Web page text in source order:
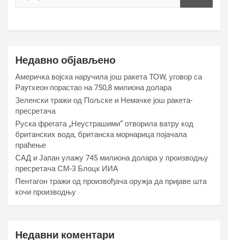
Недавно објављено
Америчка војска наручила још ракета ТОW, уговор са
Раyтхеон порастао на 750,8 милиона долара
Зеленски тражи од Пољске и Немачке још ракета-
пресретача
Руска фрегата „Неустрашими“ отворила ватру код
британских вода, британска морнарица појачала
праћење
САД и Јапан улажу 745 милиона долара у производњу
пресретача СМ-3 Блоцк ИИА
Пентагон тражи од произвођача оружја да пријаве шта
кочи производњу
Недавни коментари